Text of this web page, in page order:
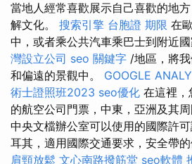
當地人經常喜歡展示自己喜歡的地
解文化。 搜索引擎 台胞證 期限 在
中，或者乘公共汽車乘巴士到附近
灣設立公司 seo 關鍵字 /地區，將
和偏遠的景觀中。 GOOGLE
術士證照班2023 seo優化 在這裡，
的航空公司門票，中東，亞洲及其
中央文檔辦公室可以使用的國際許可
耳其，適用國際交通要求，安全帶
肩頸放鬆 文心南路撥筋堂 seo軟體